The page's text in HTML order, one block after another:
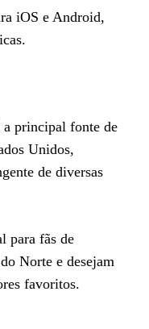
iOS e Android,
principal fonte de
Unidos,
de diversas
para fãs de
Norte e desejam
favoritos.